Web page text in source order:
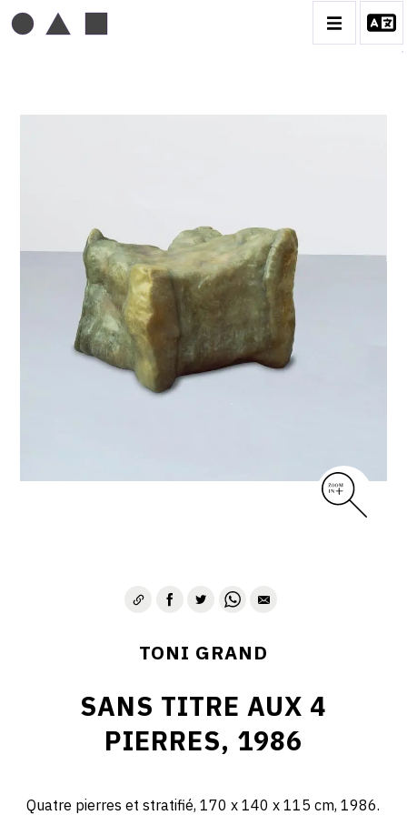
CATALOGUE DES OEUVRES
CONTACT
TONI GRAND
SANS TITRE AUX 4
PIERRES, 1986
Quatre pierres et stratifié, 170 x 140 x 115 cm, 1986.